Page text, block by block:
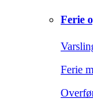
Ferie
Ferie